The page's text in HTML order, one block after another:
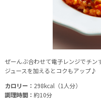
ぜーんぶ合わせて電子レンジでチ
ジュースを加えるとコクもアップ♪
カロリー： 298kcal（1人分）
調理時間： 約10分